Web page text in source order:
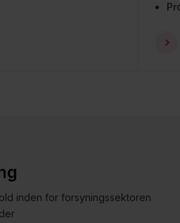
inden for forsyningssektoren